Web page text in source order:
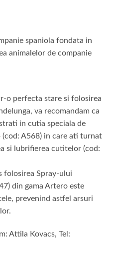
spaniola fondata in
animalelor de companie
o perfecta stare si folosirea
va recomandam ca
in cutia speciala de
A568) in care ati turnat
si lubrifierea cutitelor (cod:
folosirea Spray-ului
din gama Artero este
prevenind astfel arsuri
Attila Kovacs, Tel: